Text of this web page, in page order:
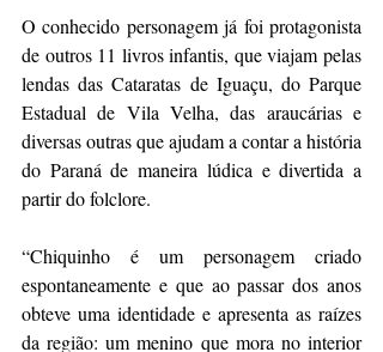
O conhecido personagem já foi protagonista
de outros 11 livros infantis, que viajam pelas
lendas das Cataratas de Iguaçu, do Parque
Estadual de Vila Velha, das araucárias e
diversas outras que ajudam a contar a história
do Paraná de maneira lúdica e divertida a
partir do folclore.
“Chiquinho é um personagem criado
espontaneamente e que ao passar dos anos
obteve uma identidade e apresenta as raízes
da região: um menino que mora no interior